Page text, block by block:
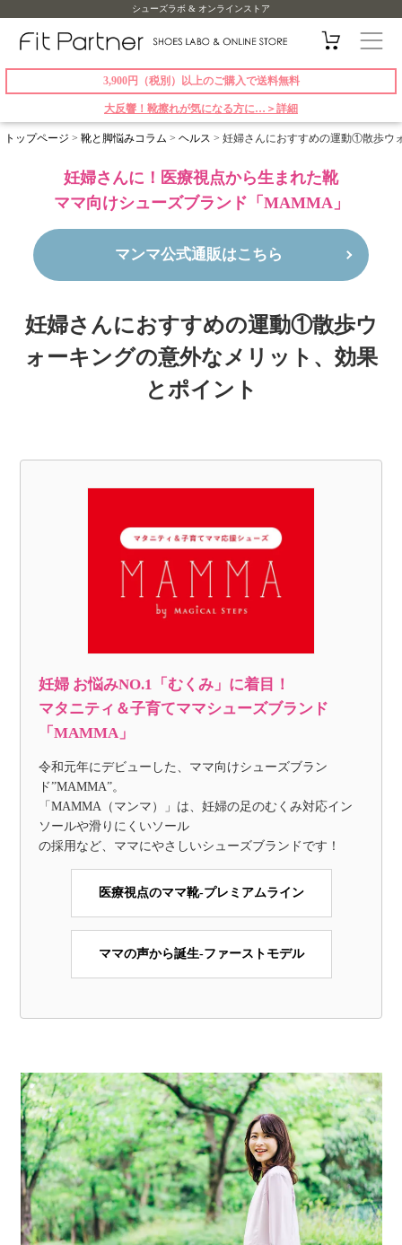
シューズラボ & オンラインストア
3,900円（税別）以上のご購入で送料無料
大反響！靴擦れが気になる方に…＞詳細
トップページ > 靴と脚悩みコラム > ヘルス > 妊婦さんにおすすめの運動①散歩ウ
妊婦さんに！医療視点から生まれた靴
ママ向けシューズブランド「MAMMA」
マンマ公式通販はこちら
妊婦さんにおすすめの運動①散歩ウ
ォーキングの意外なメリット、効果
とポイント
妊婦 お悩みNO.1「むくみ」に着目！
マタニティ＆子育てママシューズブランド
「MAMMA」
令和元年にデビューした、ママ向けシューズブラン
ド”MAMMA”。
「MAMMA（マンマ）」は、妊婦の足のむくみ対応イン
ソールや滑りにくいソール
の採用など、ママにやさしいシューズブランドです！
医療視点のママ靴-プレミアムライン
ママの声から誕生-ファーストモデル